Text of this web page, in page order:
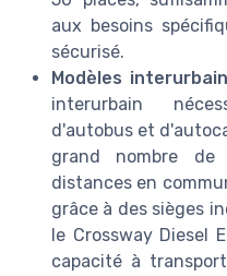
aux besoins
sécurisé.
Modèles
interurbain
d'autobus et
grand nombre de
distances en
grâce à des sièges
le Crossway Diesel
capacité à